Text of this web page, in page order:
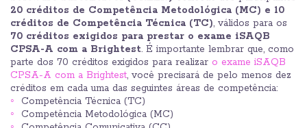
20 créditos de Competência Metodológica (MC) e 10
créditos de Competência Técnica (TC), válidos para os
70 créditos exigidos para prestar o exame iSAQB
CPSA-A com a Brightest. É importante lembrar que, como
parte dos 70 créditos exigidos para realizar o exame iSAQB
CPSA-A com a Brightest, você precisará de pelo menos dez
créditos em cada uma das seguintes áreas de competência:
Competência Técnica (TC)
Competência Metodológica (MC)